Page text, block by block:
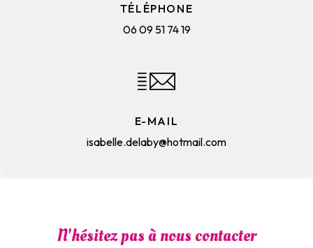
TÉLÉPHONE
06 09 51 74 19
E-MAIL
isabelle.delaby@hotmail.com
N'hésitez pas à nous contacter